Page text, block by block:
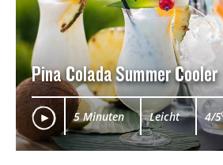
Pina Colada Summer Cooler
5 Minuten Leicht 4/5